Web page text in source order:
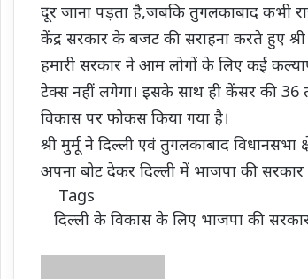
दूर जाना पड़ता है,जबकि तुगलकाबाद कभी
केंद्र सरकार के बजट की सराहना करते हुए
हमारी सरकार ने आम लोगों के लिए कई
टेक्स नहीं लगेगा। इसके साथ ही केंसर की 36
विकास पर फोकस किया गया है।
श्री मुर्मू ने दिल्ली एवं तुगलकाबाद विधानसभा
अपना बोट देकर दिल्ली में भाजपा की
Tags
दिल्ली के विकास के लिए भाजपा की